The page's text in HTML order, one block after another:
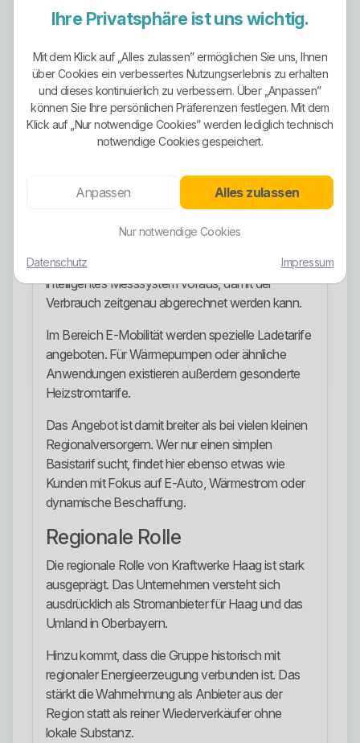
Bindungs- und Sicherheitsniveaus an.
kürzerer Erstlaufzeit.
Mit KWH Fokus und KWH Komfort werden
Modelle angeboten, die stärker auf Planbarkeit und
Preisstabilität ausgerichtet sind. Diese Tarife
ausgewiesenen Preisgarantie über einen
definierten Zeitraum.
KWH Flex richtet sich an Kunden, die einen
Modell ist technisch anspruchsvoller und setzt ein
intelligentes Messsystem voraus, damit der
Verbrauch zeitgenau abgerechnet werden kann.
Im Bereich E-Mobilität werden spezielle Ladetarife
angeboten. Für Wärmepumpen oder ähnliche
Anwendungen existieren außerdem gesonderte
Heizstromtarife.
Das Angebot ist damit breiter als bei vielen kleinen
Regionalversorgern. Wer nur einen simplen
Basistarif sucht, findet hier ebenso etwas wie
Kunden mit Fokus auf E-Auto, Wärmestrom oder
dynamische Beschaffung.
Regionale Rolle
Die regionale Rolle von Kraftwerke Haag ist stark
ausgeprägt. Das Unternehmen versteht sich
ausdrücklich als Stromanbieter für Haag und das
Umland in Oberbayern.
Hinzu kommt, dass die Gruppe historisch mit
regionaler Energieerzeugung verbunden ist. Das
stärkt die Wahrnehmung als Anbieter aus der
Region statt als reiner Wiederverkäufer ohne
lokale Substanz.
Ihre Privatsphäre ist uns wichtig.
Mit dem Klick auf „Alles zulassen” ermöglichen Sie uns, Ihnen
über Cookies ein verbessertes Nutzungserlebnis zu erhalten
und dieses kontinuierlich zu verbessern. Über „Anpassen”
können Sie Ihre persönlichen Präferenzen festlegen. Mit dem
Klick auf „Nur notwendige Cookies” werden lediglich technisch
notwendige Cookies gespeichert.
Anpassen Alles zulassen
Nur notwendige Cookies
Datenschutz Impressum